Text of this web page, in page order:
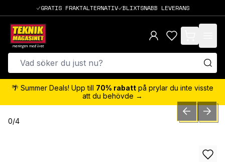
GRATIS FRAKTALTERNATIV BLIXTSNABB LEVERANS
items in cart,
🌴 Summer Deals! Upp till 70% rabatt på prylar du inte visste
att du behövde →
0/4 PREVIOUSNEXT